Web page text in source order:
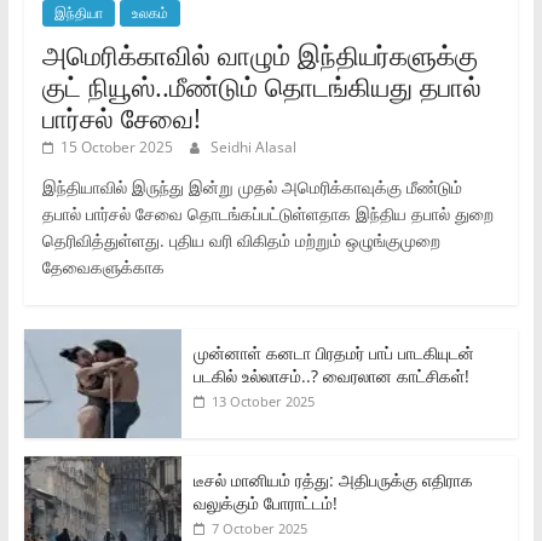
இந்தியா உலகம்
அமெரிக்காவில் வாழும் இந்தியர்களுக்கு
குட் நியூஸ்..மீண்டும் தொடங்கியது தபால்
பார்சல் சேவை!
15 October 2025 Seidhi Alasal
இந்தியாவில் இருந்து இன்று முதல் அமெரிக்காவுக்கு மீண்டும்
தபால் பார்சல் சேவை தொடங்கப்பட்டுள்ளதாக இந்திய தபால் துறை
தெரிவித்துள்ளது. புதிய வரி விகிதம் மற்றும் ஒழுங்குமுறை
தேவைகளுக்காக
முன்னாள் கனடா பிரதமர் பாப் பாடகியுடன்
படகில் உல்லாசம்..? வைரலான காட்சிகள்!
13 October 2025
டீசல் மானியம் ரத்து: அதிபருக்கு எதிராக
வலுக்கும் போராட்டம்!
7 October 2025